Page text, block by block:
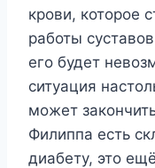
крови, которое
работы
его будет
ситуация
может
Филиппа есть
диабету, это